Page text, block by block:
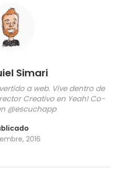
Simari
a web. Vive dentro de
Creativo en Yeah! Co-
@escuchapp
2016